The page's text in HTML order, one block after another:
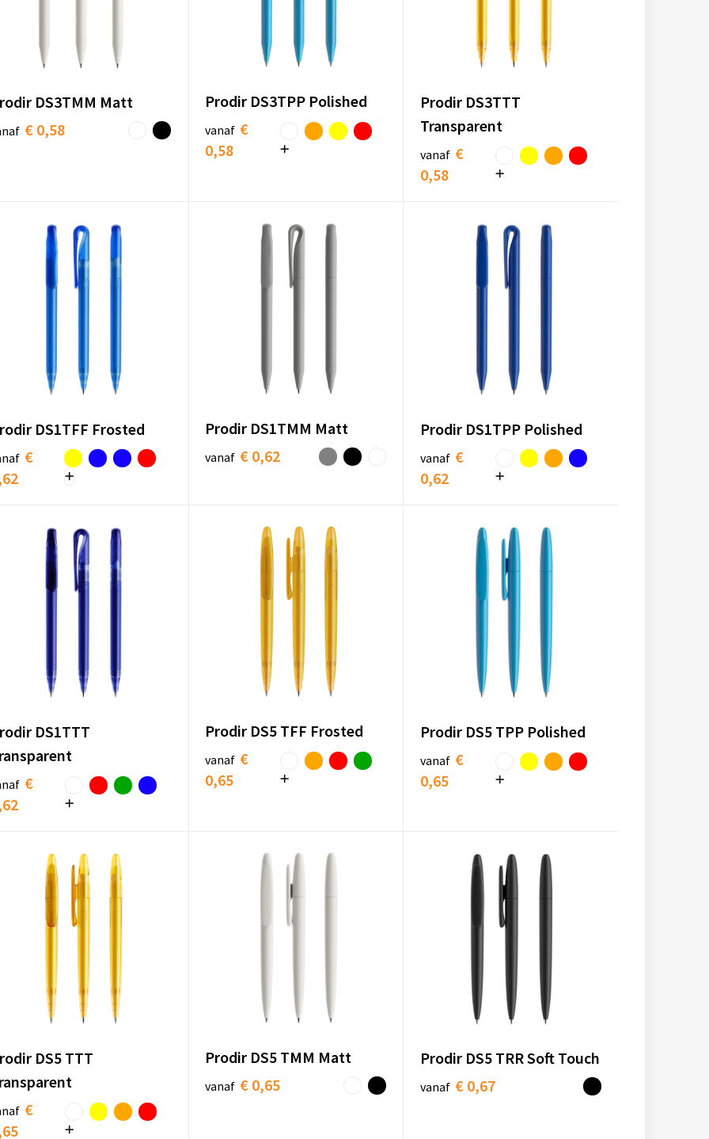
DS3TMM Matt
€ 0,58
Prodir DS3TPP Polished
vanaf €
0,58
Prodir DS3TTT
Transparent
vanaf €
0,58
DS1TFF Frosted
€
Prodir DS1TMM Matt
vanaf € 0,62
Prodir DS1TPP Polished
vanaf €
0,62
DS1TTT
€
Prodir DS5 TFF Frosted
vanaf €
0,65
Prodir DS5 TPP Polished
vanaf €
0,65
DS5 TTT
€
Prodir DS5 TMM Matt
vanaf € 0,65
Prodir DS5 TRR Soft Touch
vanaf € 0,67